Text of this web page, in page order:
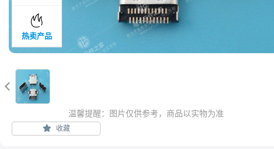

温馨提醒：图片仅供参考，商品以实物为准
收藏

热卖产品